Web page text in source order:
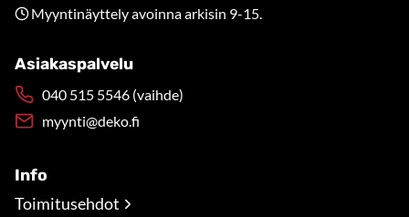
Myyntinäyttely avoinna arkisin 9-15.
Asiakaspalvelu
040 515 5546 (vaihde)
myynti@deko.fi
Info
Toimitusehdot